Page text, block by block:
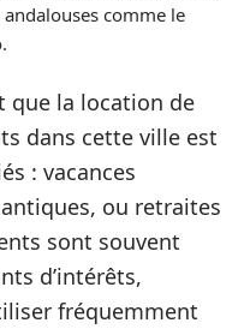
comme le
que la location de
dans cette ville est
: vacances
ou retraites
sont souvent
d’intérêts,
fréquemment